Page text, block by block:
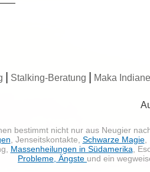
Stalking-Beratung Maka
bestimmt nicht nur aus Neugier
, Jenseitskontakte, Schwarze Magie,
Massenheilungen in Südamerika ,
Probleme, Ängste und ein